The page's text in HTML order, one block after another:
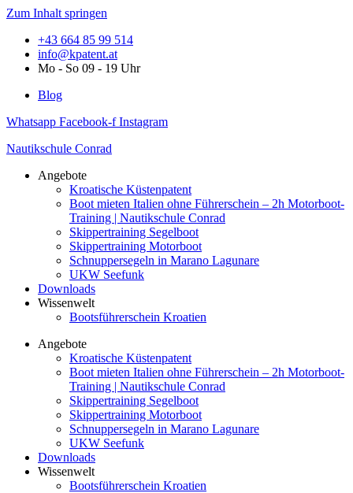
Zum Inhalt springen
+43 664 85 99 514
info@kpatent.at
Mo - So 09 - 19 Uhr
Blog
Whatsapp Facebook-f Instagram
Nautikschule Conrad
Angebote
Kroatische Küstenpatent
Boot mieten Italien ohne Führerschein – 2h Motorboot-
Training | Nautikschule Conrad
Skippertraining Segelboot
Skippertraining Motorboot
Schnuppersegeln in Marano Lagunare
UKW Seefunk
Downloads
Wissenwelt
Bootsführerschein Kroatien
Angebote
Kroatische Küstenpatent
Boot mieten Italien ohne Führerschein – 2h Motorboot-
Training | Nautikschule Conrad
Skippertraining Segelboot
Skippertraining Motorboot
Schnuppersegeln in Marano Lagunare
UKW Seefunk
Downloads
Wissenwelt
Bootsführerschein Kroatien